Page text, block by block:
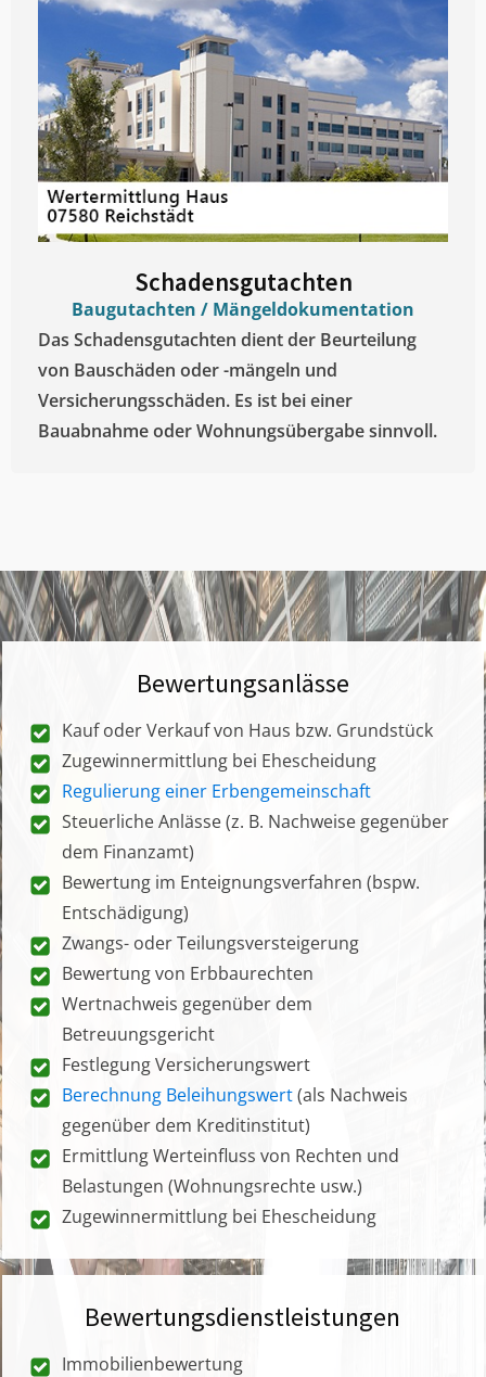
Schadensgutachten
Baugutachten / Mängeldokumentation
Das Schadensgutachten dient der Beurteilung
von Bauschäden oder -mängeln und
Versicherungsschäden. Es ist bei einer
Bauabnahme oder Wohnungsübergabe sinnvoll.
Bewertungsanlässe
Kauf oder Verkauf von Haus bzw. Grundstück
Zugewinnermittlung bei Ehescheidung
Regulierung einer Erbengemeinschaft
Steuerliche Anlässe (z. B. Nachweise gegenüber
dem Finanzamt)
Bewertung im Enteignungsverfahren (bspw.
Entschädigung)
Zwangs- oder Teilungsversteigerung
Bewertung von Erbbaurechten
Wertnachweis gegenüber dem
Betreuungsgericht
Festlegung Versicherungswert
Berechnung Beleihungswert(als Nachweis
gegenüber dem Kreditinstitut)
Ermittlung Werteinfluss von Rechten und
Belastungen (Wohnungsrechte usw.)
Zugewinnermittlung bei Ehescheidung
Bewertungsdienstleistungen
Immobilienbewertung